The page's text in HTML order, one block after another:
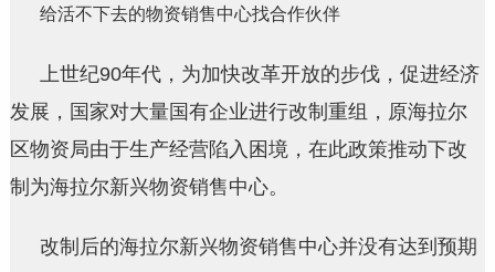
给活不下去的物资销售中心找合作伙伴
上世纪90年代，为加快改革开放的步伐，促进经济
发展，国家对大量国有企业进行改制重组，原海拉尔
区物资局由于生产经营陷入困境，在此政策推动下改
制为海拉尔新兴物资销售中心。
改制后的海拉尔新兴物资销售中心并没有达到预期